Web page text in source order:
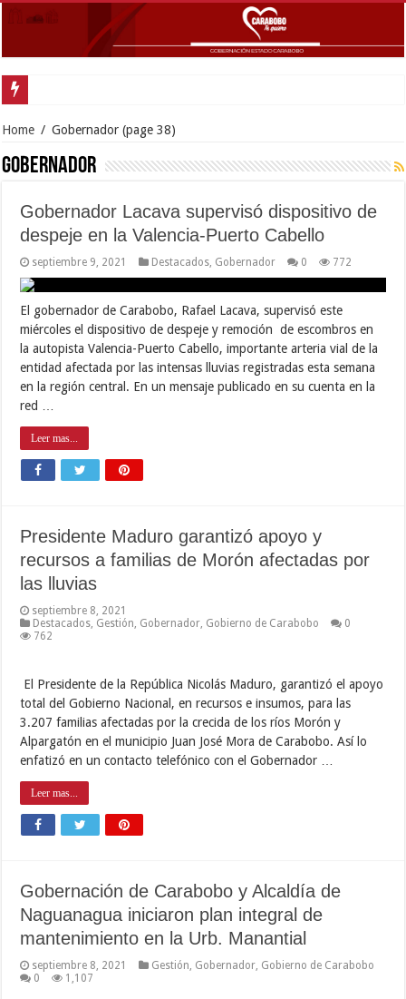
Home / Gobernador (page 38)
Gobernador
Gobernador Lacava supervisó dispositivo de
despeje en la Valencia-Puerto Cabello
septiembre 9, 2021 Destacados Gobernador 0 772
El gobernador de Carabobo, Rafael Lacava, supervisó este
miércoles el dispositivo de despeje y remoción de escombros en
la autopista Valencia-Puerto Cabello, importante arteria vial de la
entidad afectada por las intensas lluvias registradas esta semana
en la región central. En un mensaje publicado en su cuenta en la
red …
Leer mas...
Presidente Maduro garantizó apoyo y
recursos a familias de Morón afectadas por
las lluvias
septiembre 8, 2021
Destacados Gestión Gobernador Gobierno de Carabobo
0
762
El Presidente de la República Nicolás Maduro, garantizó el apoyo
total del Gobierno Nacional, en recursos e insumos, para las
3.207 familias afectadas por la crecida de los ríos Morón y
Alpargatón en el municipio Juan José Mora de Carabobo. Así lo
enfatizó en un contacto telefónico con el Gobernador …
Leer mas...
Gobernación de Carabobo y Alcaldía de
Naguanagua iniciaron plan integral de
mantenimiento en la Urb. Manantial
septiembre 8, 2021 Gestión Gobernador Gobierno de Carabobo
0
1,107